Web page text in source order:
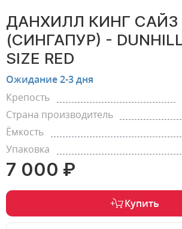
ДАНХИЛЛ КИНГ САЙЗ
(СИНГАПУР) -
SIZE RED
Ожидание 2-3 дня
Крепость
Страна производитель
Ёмкость
Упаковка
7 000 ₽
Купить